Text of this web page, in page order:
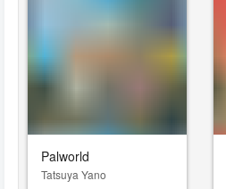
Palworld
Tatsuya Yano